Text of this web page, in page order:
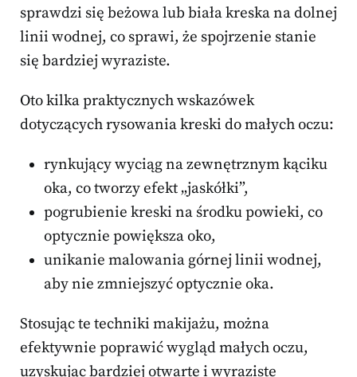
sprawdzi się beżowa lub biała kreska na dolnej
linii wodnej, co sprawi, że spojrzenie stanie
się bardziej wyraziste.
Oto kilka praktycznych wskazówek
dotyczących rysowania kreski do małych oczu:
rynkujący wyciąg na zewnętrznym kąciku
oka, co tworzy efekt „jaskółki”,
pogrubienie kreski na środku powieki, co
optycznie powiększa oko,
unikanie malowania górnej linii wodnej,
aby nie zmniejszyć optycznie oka.
Stosując te techniki makijażu, można
efektywnie poprawić wygląd małych oczu,
uzyskując bardziej otwarte i wyraziste